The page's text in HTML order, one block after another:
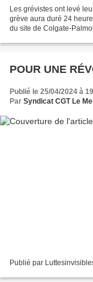
Les grévistes ont levé
grève aura duré 24
du site de Colgate-
POUR UNE
Publié le 25/04/2024 à
Par Syndicat CGT Le
Publié par